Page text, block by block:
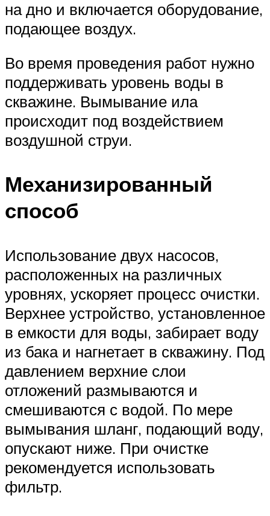
на дно и включается оборудование,
подающее воздух.
Во время проведения работ нужно
поддерживать уровень воды в
скважине. Вымывание ила
происходит под воздействием
воздушной струи.
Механизированный
способ
Использование двух насосов,
расположенных на различных
уровнях, ускоряет процесс очистки.
Верхнее устройство, установленное
в емкости для воды, забирает воду
из бака и нагнетает в скважину. Под
давлением верхние слои
отложений размываются и
смешиваются с водой. По мере
вымывания шланг, подающий воду,
опускают ниже. При очистке
рекомендуется использовать
фильтр.